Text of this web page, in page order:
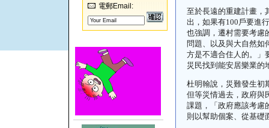
電郵Email:
至於長遠的重建計畫，
出，如果有100戶要進
也強調，遷村需要考慮
問題、以及與大自然如
方是不適合住人的。」
災民找到能安居樂業的
杜明翰說，災難發生初
但等災情過去，政府與
課題，「政府應該考慮
則以幫助個案、從基礎